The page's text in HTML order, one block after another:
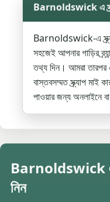
Barnoldswick এ
Barnoldswick-এ
সহজেই আপনার গাড়ির
তথ্য দিন। আমরা তারপর
বাস্তবসম্মত স্ক্র্যাপ মাই
পাওয়ার জন্য অনলাইনে
Barnoldswick এ
নিন